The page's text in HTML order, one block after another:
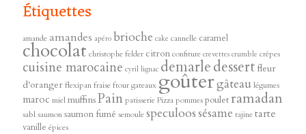
Étiquettes
amandeamandes apéro brioche cake cannelle caramel
chocolat christophe felder citronconfiture crevettes crumble crêpes
cuisine marocaine cyril lignac demarledessert fleur
d'orangerflexipanfraiseftourgateaux goûtergâteaulégumes
maroc mielmuffinsPainpatisseriePizzapommespouletramadan
sablsaumonsaumon fumé semoulespeculoossésame tajinetarte
vanille épices